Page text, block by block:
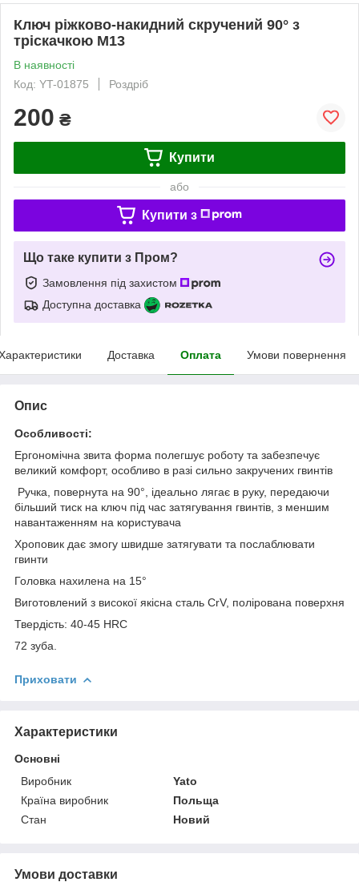
Ключ ріжково-накидний скручений 90° з
тріскачкою М13
В наявності
Код: YT-01875
Роздріб
200 ₴
Купити
або
Купити з
Що таке купити з Пром?
Замовлення під захистом
Доступна доставка
Доставка Оплата Умови повернення
Опис
Особливості:
Ергономічна звита форма полегшує роботу та забезпечує
великий комфорт, особливо в разі сильно закручених гвинтів
Ручка, повернута на 90°, ідеально лягає в руку, передаючи
більший тиск на ключ під час затягування гвинтів, з меншим
навантаженням на користувача
Хроповик дає змогу швидше затягувати та послаблювати
гвинти
Головка нахилена на 15°
Виготовлений з високої якісна сталь CrV, полірована поверхня
Твердість: 40-45 HRC
72 зуба.
Приховати
Характеристики
Основні
Виробник
Yato
Країна виробник
Польща
Стан
Новий
Умови доставки